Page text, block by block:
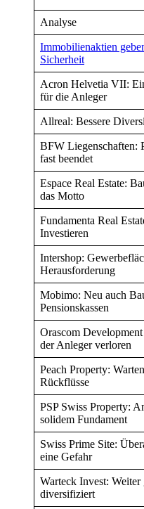
Analyse
Immobilienaktien
Sicherheit
Acron Helvetia VII:
für die Anleger
Allreal: Bessere
BFW Liegenschaften:
fast beendet
Espace Real Estate:
das Motto
Fundamenta Real
Investieren
Intershop:
Herausforderung
Mobimo: Neu auch
Pensionskassen
Orascom
der Anleger verloren
Peach Property:
Rückflüsse
PSP Swiss Property:
solidem Fundament
Swiss Prime Site:
eine Gefahr
Warteck Invest: Weiter
diversifiziert